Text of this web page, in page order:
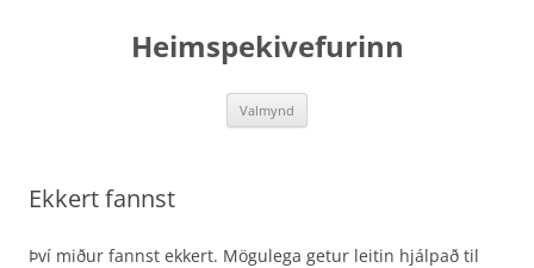
Heimspekivefurinn
Valmynd
Ekkert fannst
Því miður fannst ekkert. Mögulega getur leitin hjálpað til